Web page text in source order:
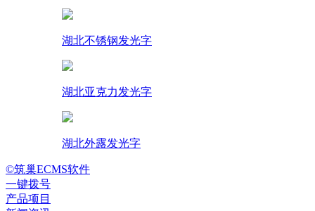
湖北不锈钢发光字
湖北亚克力发光字
湖北外露发光字
©筑巢ECMS软件
一键拨号
产品项目